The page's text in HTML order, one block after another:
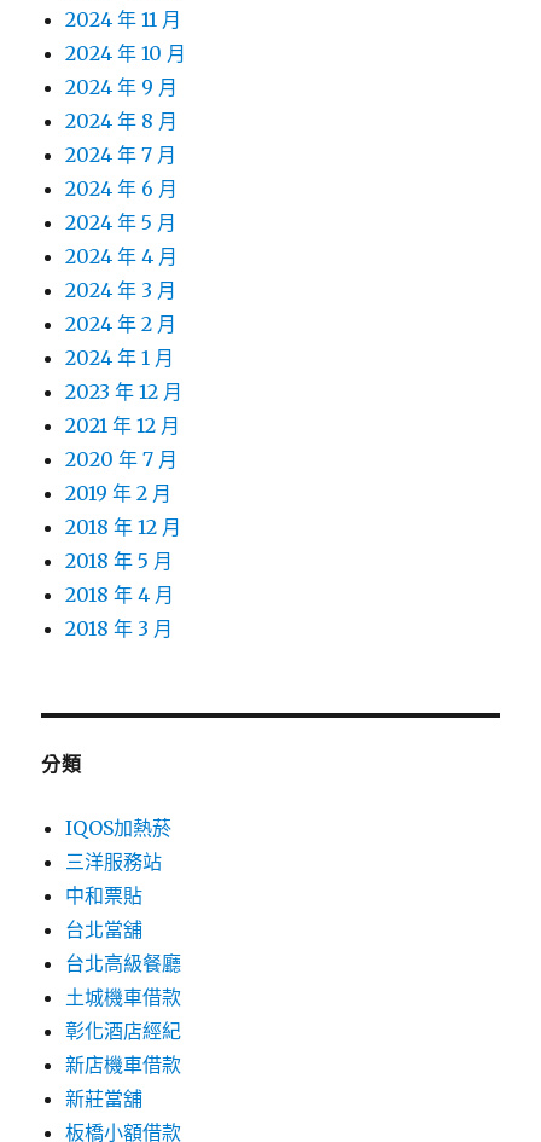
2024 年 11 月
2024 年 10 月
2024 年 9 月
2024 年 8 月
2024 年 7 月
2024 年 6 月
2024 年 5 月
2024 年 4 月
2024 年 3 月
2024 年 2 月
2024 年 1 月
2023 年 12 月
2021 年 12 月
2020 年 7 月
2019 年 2 月
2018 年 12 月
2018 年 5 月
2018 年 4 月
2018 年 3 月
分類
IQOS加熱菸
三洋服務站
中和票貼
台北當舖
台北高級餐廳
土城機車借款
彰化酒店經紀
新店機車借款
新莊當舖
板橋小額借款